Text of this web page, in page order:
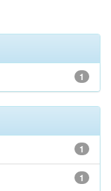
1
1
1